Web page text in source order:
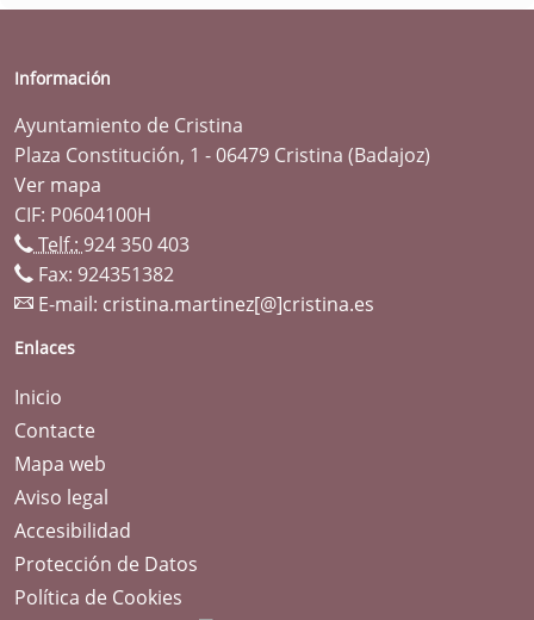
Información
Ayuntamiento de Cristina
Plaza Constitución, 1 - 06479 Cristina (Badajoz)
Ver mapa
CIF: P0604100H
Telf.: 924 350 403
Fax: 924351382
E-mail: cristina.martinez[@]cristina.es
Enlaces
Inicio
Contacte
Mapa web
Aviso legal
Accesibilidad
Protección de Datos
Política de Cookies